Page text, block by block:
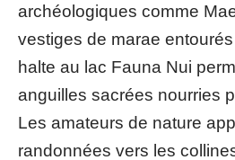
archéologiques comme
vestiges de marae
halte au lac Fauna Nui
anguilles sacrées nourries
Les amateurs de nature
randonnées vers les